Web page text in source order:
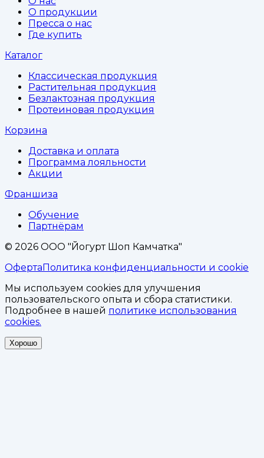
О продукции
Пресса о нас
Где купить
Каталог
Классическая продукция
Растительная продукция
Безлактозная продукция
Протеиновая продукция
Корзина
Доставка и оплата
Программа лояльности
Акции
Франшиза
Обучение
Партнёрам
© 2026 ООО "Йогурт Шоп Камчатка"
ОфертаПолитика конфиденциальности и cookie
Мы используем cookies для улучшения
пользовательского опыта и сбора статистики.
Подробнее в нашей политике использования
cookies.
Хорошо